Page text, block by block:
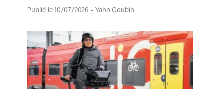
Publié le 10/07/2026 - Yann Goubin